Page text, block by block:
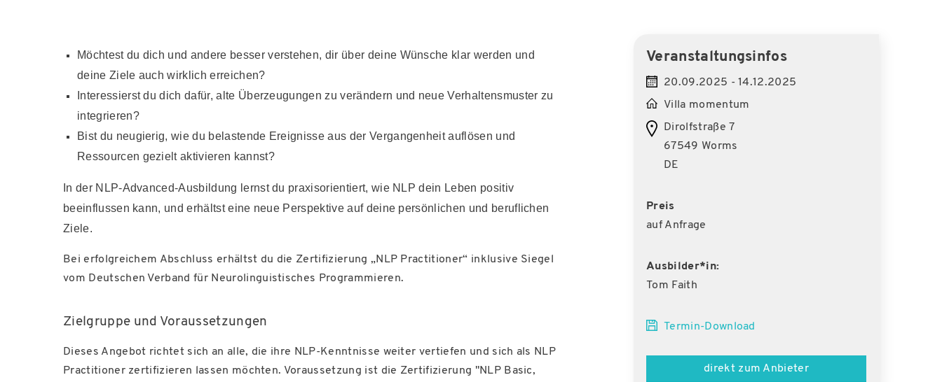
Veranstaltungsinfos
20.09.2025 - 14.12.2025
Villa momentum
Dirolfstraße 7
67549 Worms
DE
Preis
auf Anfrage
Ausbilder*in:
Tom Faith
Termin-Download
direkt zum Anbieter
Möchtest du dich und andere besser verstehen, dir über deine Wünsche klar werden und
deine Ziele auch wirklich erreichen?
Interessierst du dich dafür, alte Überzeugungen zu verändern und neue Verhaltensmuster zu
integrieren?
Bist du neugierig, wie du belastende Ereignisse aus der Vergangenheit auflösen und
Ressourcen gezielt aktivieren kannst?
In der NLP-Advanced-Ausbildung lernst du praxisorientiert, wie NLP dein Leben positiv
beeinflussen kann, und erhältst eine neue Perspektive auf deine persönlichen und beruflichen
Ziele.
Bei erfolgreichem Abschluss erhältst du die Zertifizierung „NLP Practitioner“ inklusive Siegel
vom Deutschen Verband für Neurolinguistisches Programmieren.
Zielgruppe und Voraussetzungen
Dieses Angebot richtet sich an alle, die ihre NLP-Kenntnisse weiter vertiefen und sich als NLP
Practitioner zertifizieren lassen möchten. Voraussetzung ist die Zertifizierung "NLP Basic,